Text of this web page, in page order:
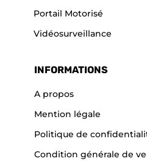
Portail Motorisé
Vidéosurveillance
INFORMATIONS
A propos
Mention légale
Politique de
Condition générale de